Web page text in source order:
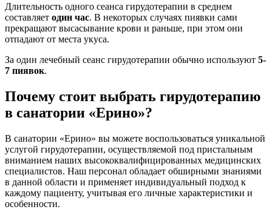
Длительность одного сеанса гирудотерапии в среднем
составляет один час. В некоторых случаях пиявки сами
прекращают высасывание крови и раньше, при этом они
отпадают от места укуса.
За один лечебный сеанс гирудотерапии обычно используют 5-
7 пиявок.
Почему стоит выбрать гирудотерапию
в санатории «Ерино»?
В санатории «Ерино» вы можете воспользоваться уникальной
услугой гирудотерапии, осуществляемой под пристальным
вниманием наших высококвалифицированных медицинских
специалистов. Наш персонал обладает обширными знаниями
в данной области и применяет индивидуальный подход к
каждому пациенту, учитывая его личные характеристики и
особенности.